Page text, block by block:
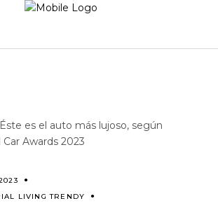
es el auto más lujoso, según
Car Awards 2023
LIVING TRENDY